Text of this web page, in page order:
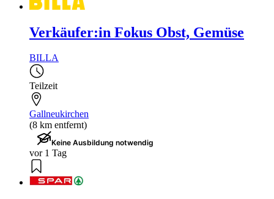
Verkäufer:in Fokus Obst, Gemüse
BILLA
Teilzeit
Gallneukirchen
(8 km entfernt)
Keine Ausbildung notwendig
vor 1 Tag